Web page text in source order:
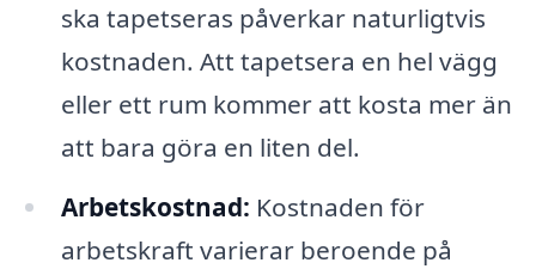
ska tapetseras påverkar naturligtvis
kostnaden. Att tapetsera en hel vägg
eller ett rum kommer att kosta mer än
att bara göra en liten del.
Arbetskostnad: Kostnaden för
arbetskraft varierar beroende på